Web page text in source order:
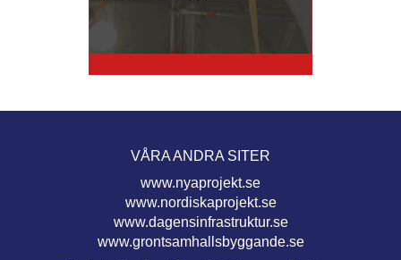
VÅRA ANDRA SITER
www.nyaprojekt.se
www.nordiskaprojekt.se
www.dagensinfrastruktur.se
www.grontsamhallsbyggande.se